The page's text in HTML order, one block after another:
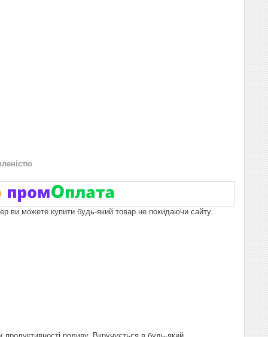
ви можете купити будь-який товар не покидаючи сайту.